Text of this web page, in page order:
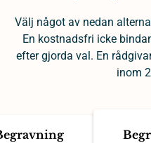
Välj något av nedan
En kostnadsfri icke
efter gjorda val. En
inom